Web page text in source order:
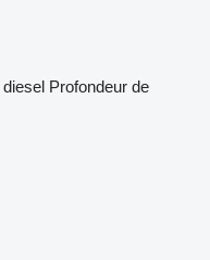
diesel Profondeur de